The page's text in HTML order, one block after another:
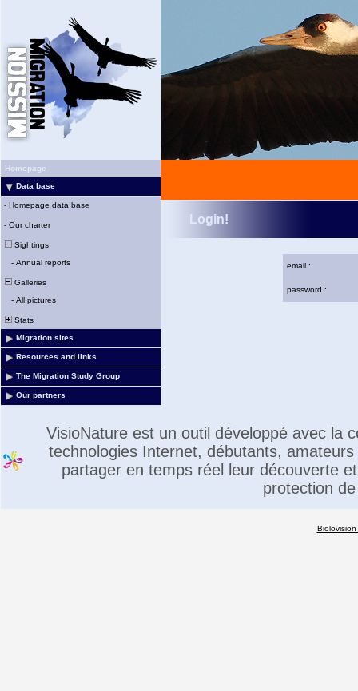
Homepage
Data base
- Homepage data base
- Our charter
Sightings
- Annual reports
Galleries
- All pictures
Stats
Migration sites
Resources and links
The Migration Study Group
Our partners
Login!
email :
password :
VisioNature est un outil développé avec la
technologies Internet, débutants,
partager en temps réel leur découverte
protection
Biolovision